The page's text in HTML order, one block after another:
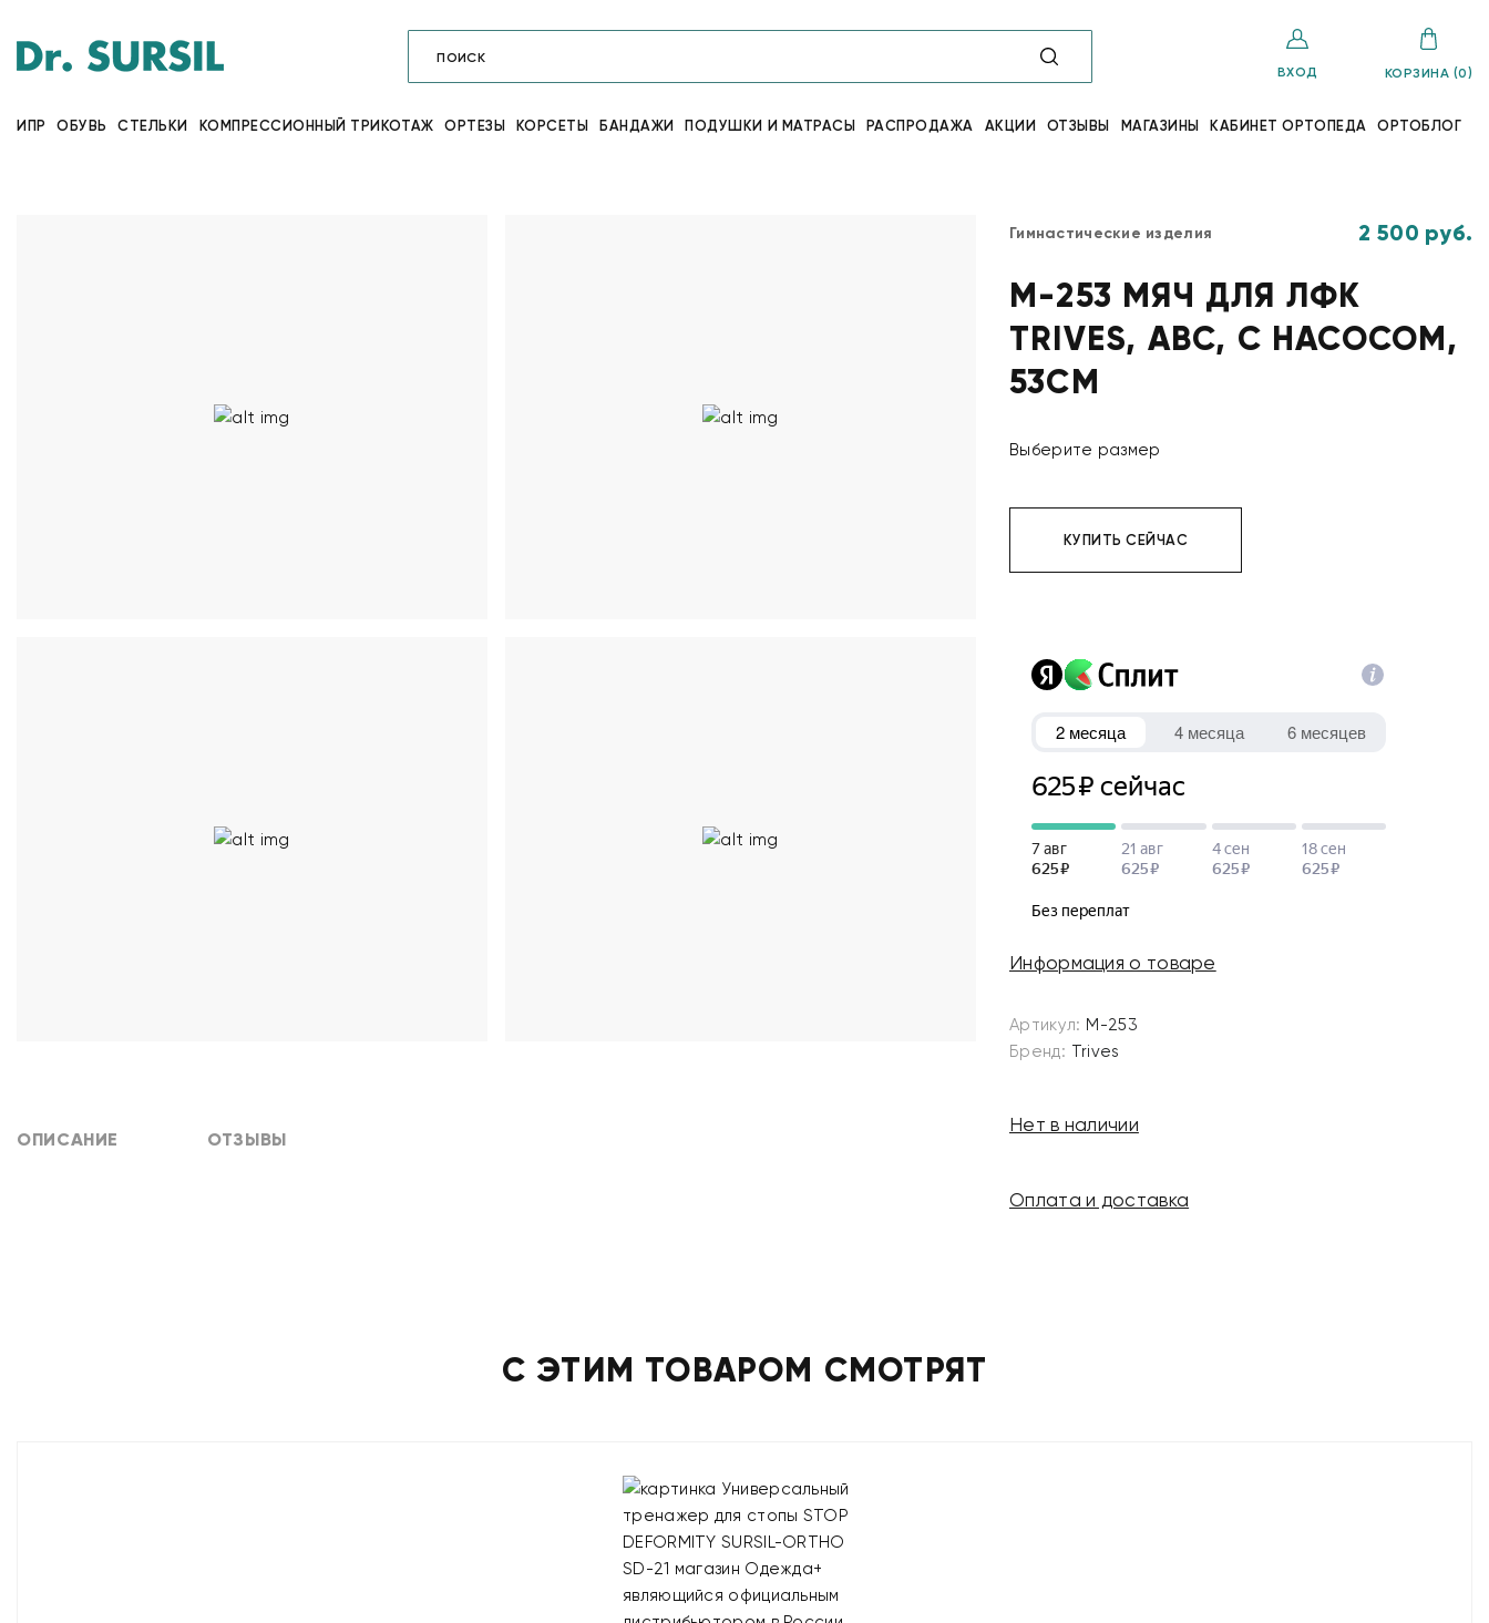
ВХОД КОРЗИНА (0)
ИПР ОБУВЬ СТЕЛЬКИ КОМПРЕССИОННЫЙ ТРИКОТАЖ ОРТЕЗЫ КОРСЕТЫ БАНДАЖИ ПОДУШКИ И МАТРАСЫ РАСПРОДАЖА АКЦИИ ОТЗЫВЫ МАГАЗИНЫ КАБИНЕТ ОРТОПЕДА ОРТОБЛОГ
ОПИСАНИЕ ОТЗЫВЫ
Гимнастические изделия 2 500 руб.
М-253 МЯЧ ДЛЯ ЛФК
TRIVES, ABC, С НАСОСОМ,
53СМ
Выберите размер
КУПИТЬ СЕЙЧАС
Информация о товаре
Артикул: М-253
Бренд: Trives
Нет в наличии
Оплата и доставка
С ЭТИМ ТОВАРОМ СМОТРЯТ